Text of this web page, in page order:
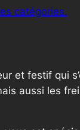
catégories.
et festif qui
aussi les